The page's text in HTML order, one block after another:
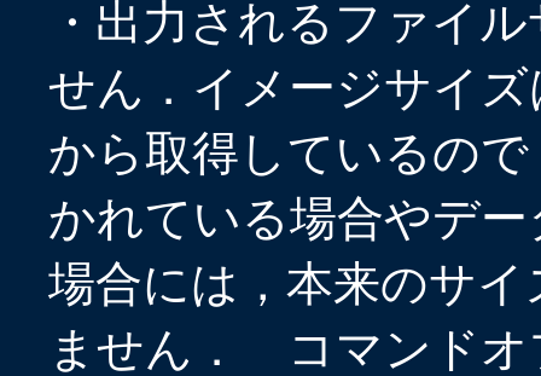
・出力されるファイ
せん．イメージサイ
から取得しているの
かれている場合やデ
場合には，本来のサ
ません． コマンドオ